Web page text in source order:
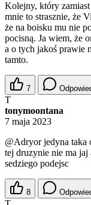
Kolejny, który
mnie to strasznie, że
że na boisku mu nie
pocisną. Ja wiem, że
a o tych jakoś
tamto.
7
T
tonymoontana
7 maja 2023
@Adryorjedyna taka
tej druzynie nie ma jaj
sedziego podejsc
8